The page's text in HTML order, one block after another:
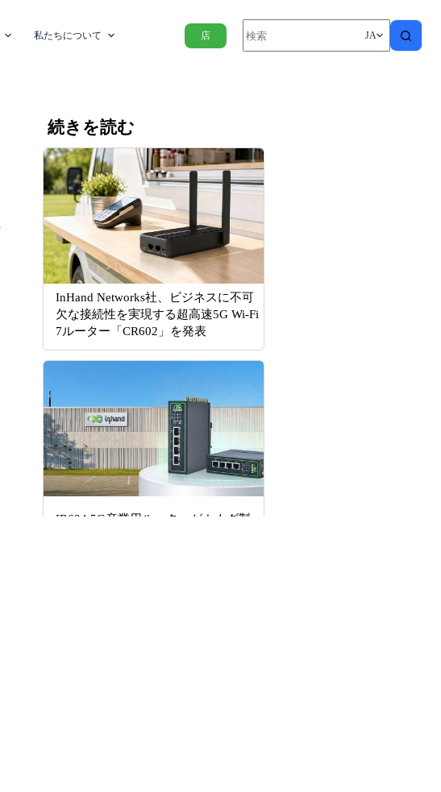
私たちについて 店 JA
続きを読む
InHand Networks社、ビジネスに不可
欠な接続性を実現する超高速5G Wi-Fi
7ルーター「CR602」を発表
IR624 5G産業用ルーターがカナダ製